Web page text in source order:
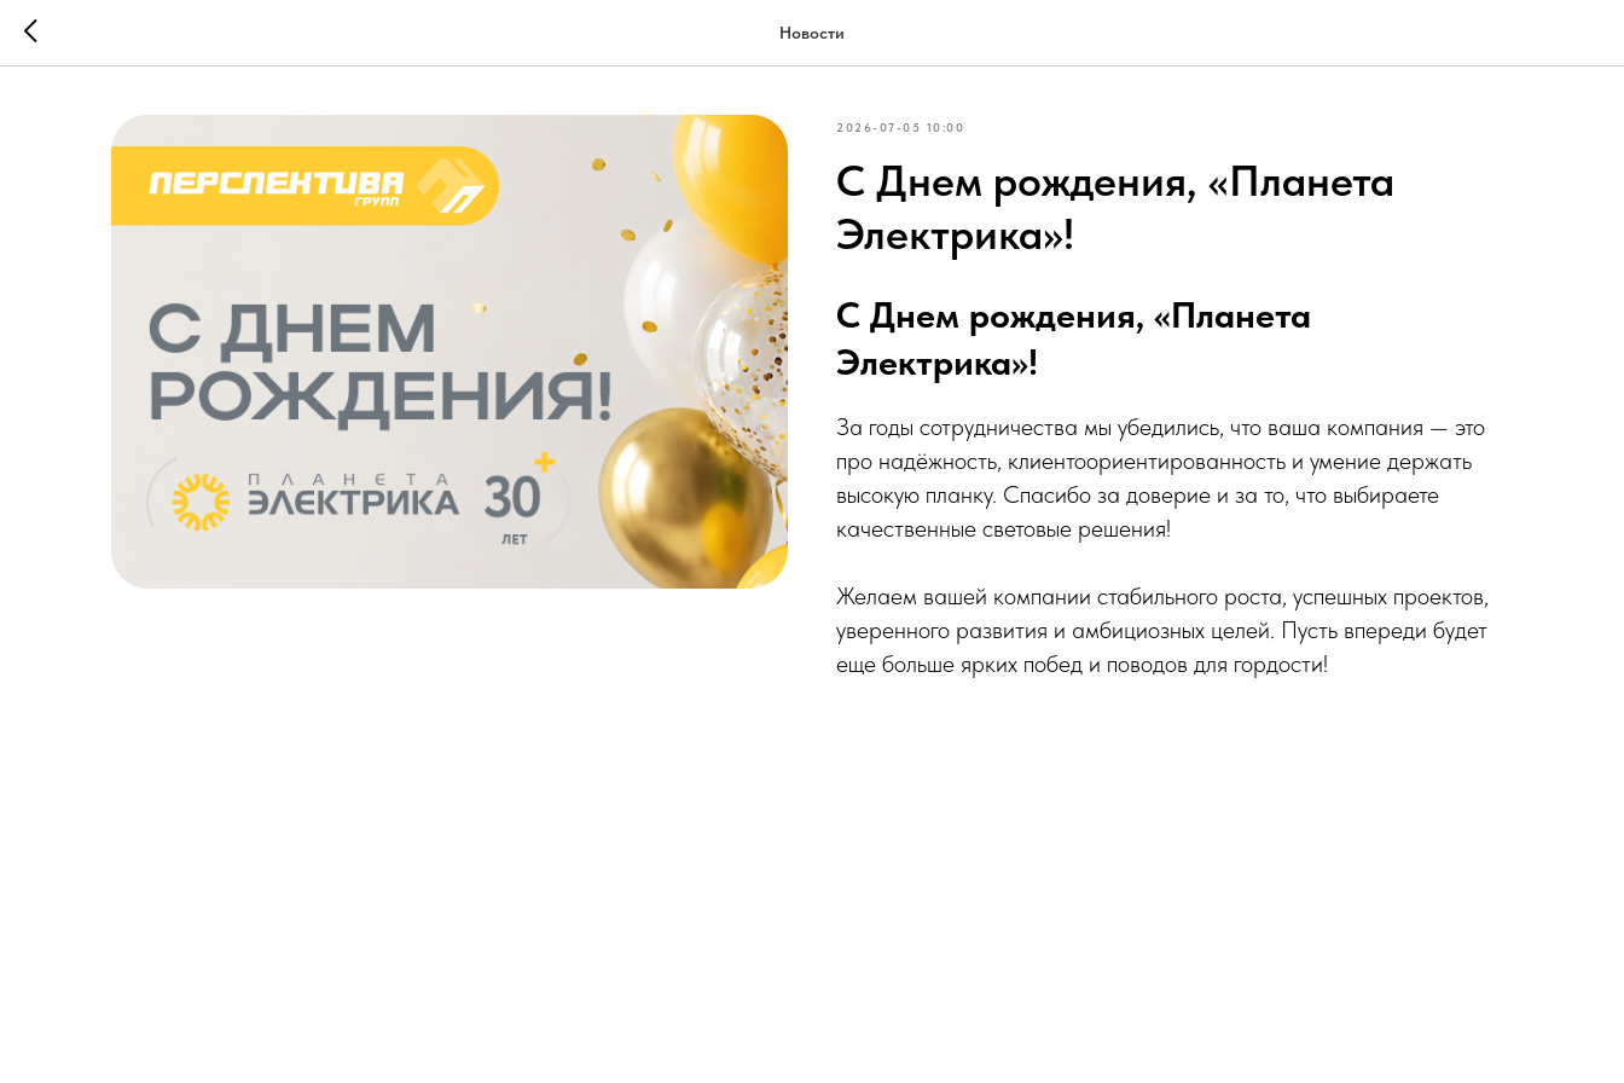
Новости
2026-07-05 10:00
С Днем рождения, «Планета
Электрика»!
С Днем рождения, «Планета
Электрика»!
За годы сотрудничества мы убедились, что ваша компания — это
про надёжность, клиентоориентированность и умение держать
высокую планку. Спасибо за доверие и за то, что выбираете
качественные световые решения!
Желаем вашей компании стабильного роста, успешных проектов,
уверенного развития и амбициозных целей. Пусть впереди будет
еще больше ярких побед и поводов для гордости!